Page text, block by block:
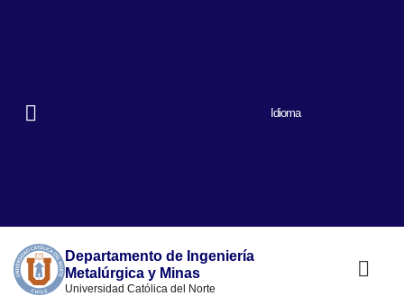
Idioma
Departamento de Ingeniería
Metalúrgica y Minas
Universidad Católica del Norte